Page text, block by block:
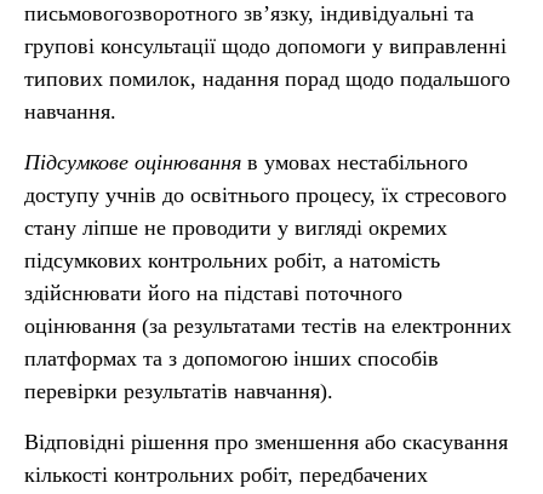
письмовогозворотного зв’язку, індивідуальні та
групові консультації щодо допомоги у виправленні
типових помилок, надання порад щодо подальшого
навчання.
Підсумкове оцінювання в умовах нестабільного
доступу учнів до освітнього процесу, їх стресового
стану ліпше не проводити у вигляді окремих
підсумкових контрольних робіт, а натомість
здійснювати його на підставі поточного
оцінювання (за результатами тестів на електронних
платформах та з допомогою інших способів
перевірки результатів навчання).
Відповідні рішення про зменшення або скасування
кількості контрольних робіт, передбачених